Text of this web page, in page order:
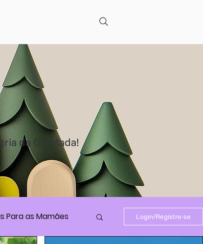
da Garotada!
Para as Mamães Login/Registre-se